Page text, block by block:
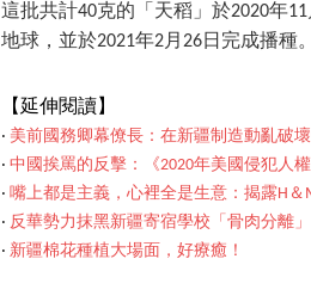
這批共計40克的「天稻」於2020年
地球，並於2021年2月26日完成播種。
【延伸閱讀】
‧ 美前國務卿幕僚長：在新疆制造動亂破
‧ 中國挨罵的反擊：《2020年美國侵犯人
‧ 嘴上都是主義，心裡全是生意：揭露H
‧ 反華勢力抹黑新疆寄宿學校「骨肉分離
‧ 新疆棉花種植大場面，好療癒！